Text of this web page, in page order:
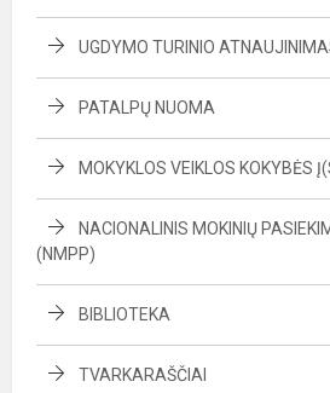
UGDYMO TURINIO
PATALPŲ NUOMA
MOKYKLOS VEIKLOS KOKYBĖS
NACIONALINIS MOKINIŲ
(NMPP)
BIBLIOTEKA
TVARKARAŠČIAI